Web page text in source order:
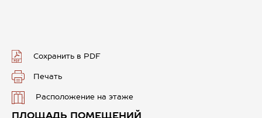
Сохранить в PDF
Печать
Расположение на этаже
ПЛОЩАДЬ ПОМЕЩЕНИЙ